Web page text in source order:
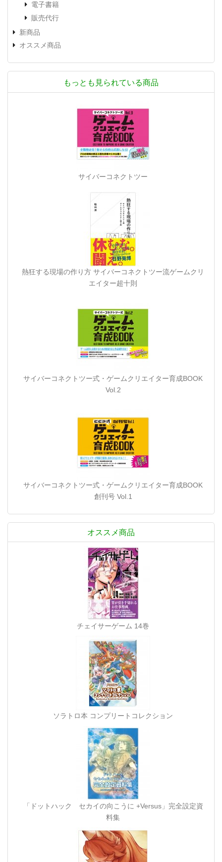
電子書籍
販売代行
新商品
オススメ商品
もっとも見られている商品
サイバーコネクトツー
熱狂する現場の作り方 サイバーコネクトツー流ゲームクリ
エイター超十則
サイバーコネクトツー式・ゲームクリエイター育成BOOK
Vol.2
サイバーコネクトツー式・ゲームクリエイター育成BOOK
創刊号 Vol.1
オススメ商品
チェイサーゲーム 14巻
ソラトロ本 コンプリートコレクション
「ドットハック セカイの向こうに +Versus」完全設定資
料集